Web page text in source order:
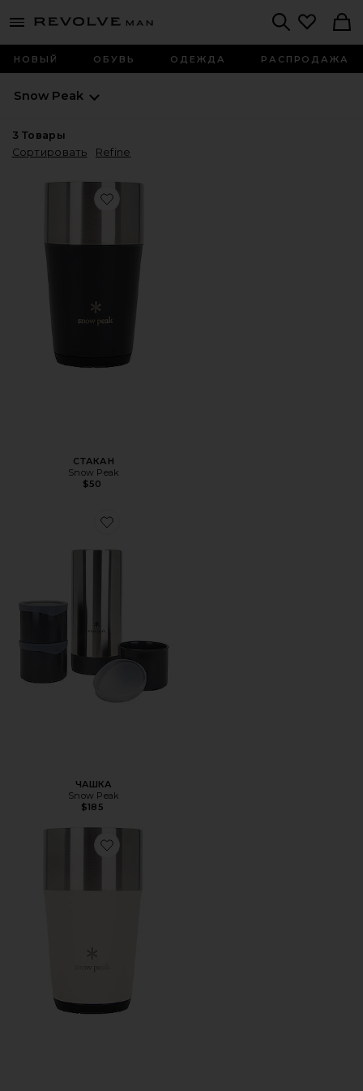
menu - shows more content
Revolve
НОВЫЙ ОБУВЬ ОДЕЖДА РАСПРОДАЖА
Snow Peak
3Товары
Сортировать
Refine
Favorite СТАКАН
СТАКАН
Snow Peak
$50
Favorite ЧАШКА
ЧАШКА
Snow Peak
$185
Favorite СТАКАН